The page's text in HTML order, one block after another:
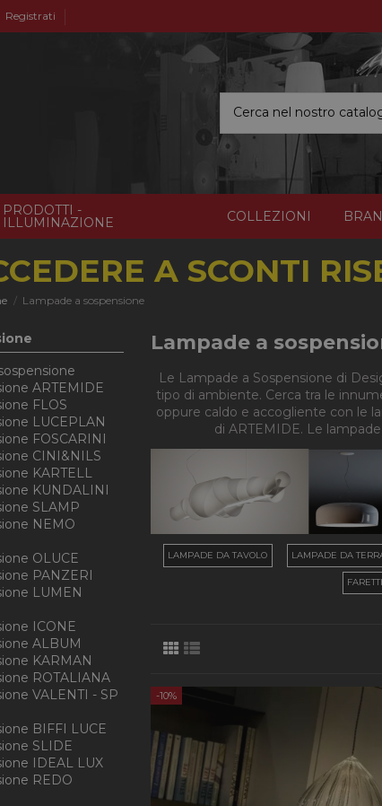
Registrati
PRODOTTI -
ILLUMINAZIONE COLLEZIONI
A SCONTI
Lampade a sospensione
Lampade a
Le Lampade a Sospensione di
tipo di ambiente. Cerca tra le
oppure caldo e accogliente con le
di ARTEMIDE. Le
LAMPADE DA TAVOLO LAMPADE DA
-10%
ARTEMIDE
FLOS
LUCEPLAN
FOSCARINI
CINI&NILS
KARTELL
KUNDALINI
SLAMP
NEMO
OLUCE
PANZERI
LUMEN
ICONE
ALBUM
KARMAN
ROTALIANA
VALENTI - SP
BIFFI LUCE
SLIDE
IDEAL LUX
REDO